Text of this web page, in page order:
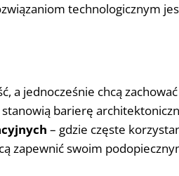
technologicznym
a jednocześnie chcą
barierę
– gdzie częste
zapewnić swoim